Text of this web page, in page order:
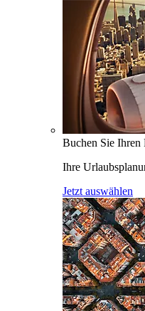
Buchen Sie Ihren
Ihre
Jetzt auswählen